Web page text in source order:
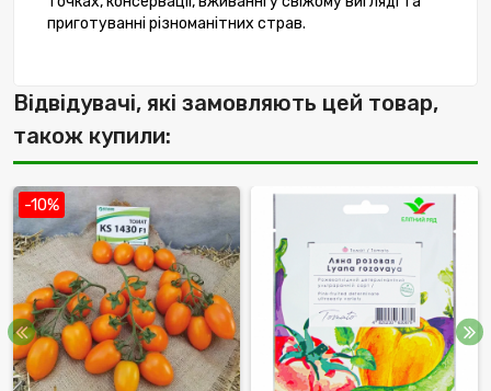
приготуванні різноманітних страв.
Відвідувачі, які замовляють цей товар,
також купили:
-10%